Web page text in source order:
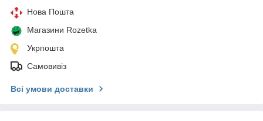
Нова Пошта
Магазини Rozetka
Укрпошта
Самовивіз
Всі умови доставки